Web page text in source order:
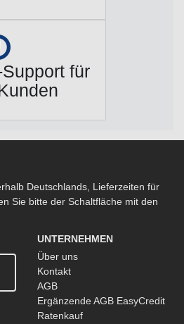
für
Deutschlands, Lieferzeiten für
Sie bitte der Schaltfläche mit den
UNTERNEHMEN
Über uns
Kontakt
AGB
Ergänzende AGB EasyCredit
Ratenkauf